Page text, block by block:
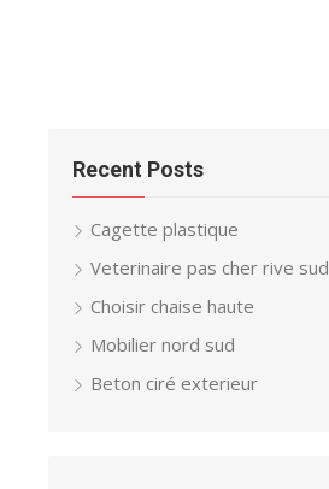
Recent Posts
Cagette plastique
Veterinaire pas cher rive sud
Choisir chaise haute
Mobilier nord sud
Beton ciré exterieur